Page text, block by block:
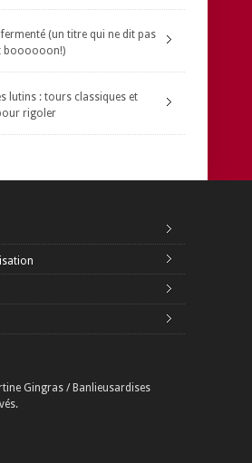
(un titre qui ne dit pas
boooooon!)
lutins : tours classiques et
rigoler
Gingras / Banlieusardises